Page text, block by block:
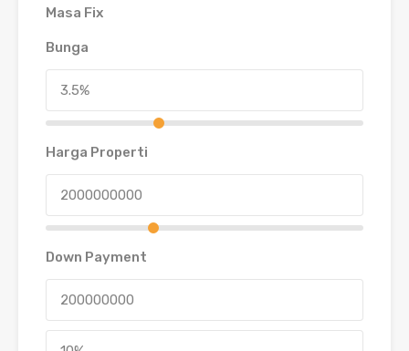
Masa Fix
Bunga
Harga Properti
Down Payment